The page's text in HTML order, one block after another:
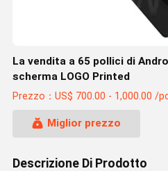
La vendita a 65 pollici di
scherma LOGO Printed
Prezzo：US$ 700.00 - 1,000.00 /
Miglior prezzo
Descrizione Di Prodotto